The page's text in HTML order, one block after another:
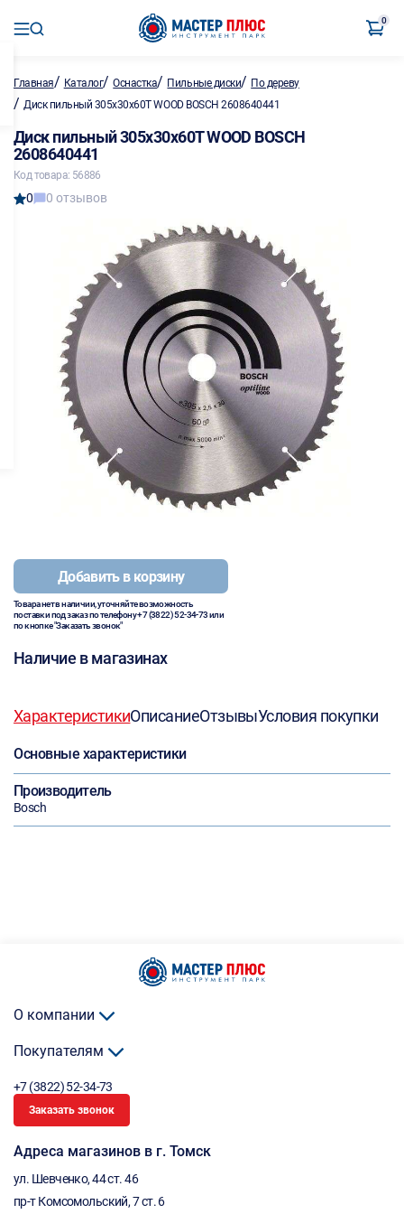
0
Главная/ Каталог/Оснастка/ Пильные диски/ По дереву
/ Диск пильный 305х30х60Т WOOD BOSCH 2608640441
Диск пильный 305х30х60Т WOOD BOSCH
2608640441
Код товара: 56886
0 0 отзывов
Добавить в корзину
Товара нет в наличии, уточняйте возможность
поставки под заказ по телефону+7 (3822) 52-34-73или
по кнопке "Заказать звонок"
Наличие в магазинах
ХарактеристикиОписаниеОтзывыУсловия покупки
Основные характеристики
Производитель
Bosch
О компании
Покупателям
+7 (3822) 52-34-73
Заказать звонок
Адреса магазинов в г. Томск
ул. Шевченко, 44 ст. 46
пр-т Комсомольский, 7 ст. 6